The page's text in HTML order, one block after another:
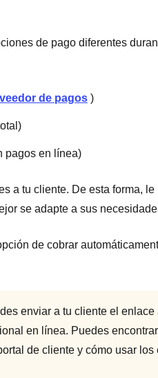
de pago diferentes
de pagos )
pagos en línea)
a tu cliente. De esta forma,
se adapte a sus
de cobrar
enviar a tu cliente el enlace
en línea. Puedes
de cliente y cómo usar los